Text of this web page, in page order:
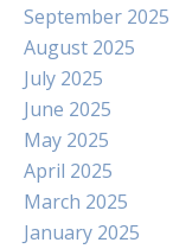
September 2025
August 2025
July 2025
June 2025
May 2025
April 2025
March 2025
January 2025